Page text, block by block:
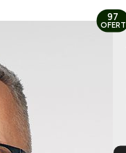
97
OFERT